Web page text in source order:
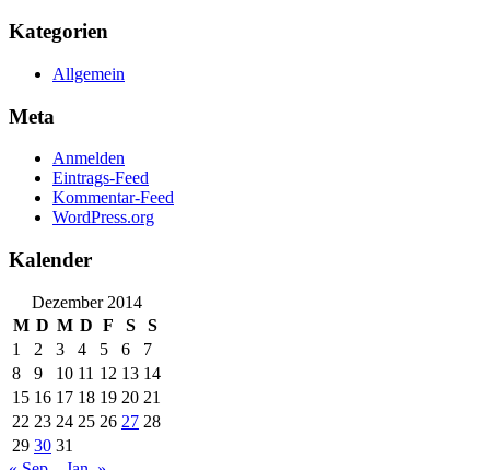
Kategorien
Allgemein
Meta
Anmelden
Eintrags-Feed
Kommentar-Feed
WordPress.org
Kalender
Dezember 2014
M D M D F S
S
1
2 3 4 5 6
7
8
9 10 11 12 13 14
15 16 17 18 19 20 21
22 23 24 25 26 27 28
29 30 31